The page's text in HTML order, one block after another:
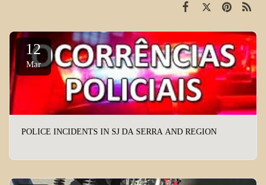
12
Mar
POLICE INCIDENTS IN SJ DA SERRA AND REGION